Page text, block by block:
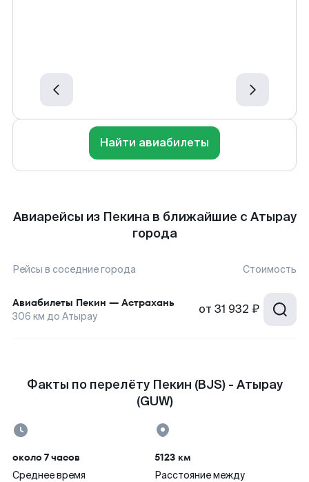
Найти авиабилеты
Авиарейсы из Пекина в ближайшие с Атырау
города
Рейсы в соседние города Стоимость
Авиабилеты Пекин — Астрахань
306 км до Атырау от 31 932 ₽
Факты по перелёту Пекин (BJS) - Атырау
(GUW)
около 7 часов
Среднее время
5123 км
Расстояние между